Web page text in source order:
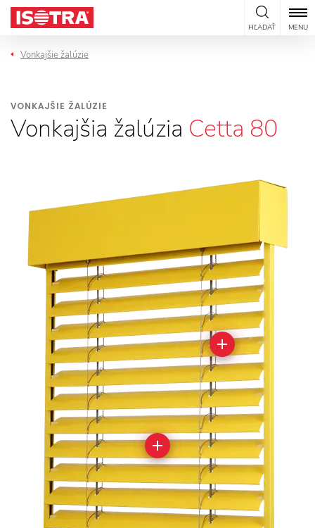
Preskočiť na obsah
HĽADAŤ MENU
Vonkajšie žalúzie
VONKAJŠIE ŽALÚZIE
Vonkajšia žalúzia Cetta 80